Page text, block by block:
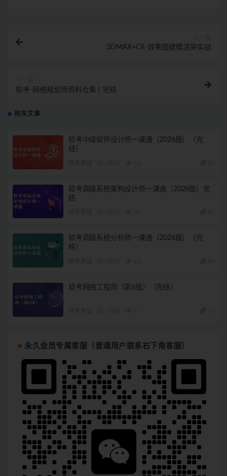
3DMAX+CR-效果图建模渲染实战
软考-网络规划师资料合集 | 完结
相关文章
软考中级软件设计师一课通（2026版）（完
结）
软考高级系统架构设计师一课通（2026版）完
结
软考高级系统分析师一课通（2026版）（完
结）
软考网络工程师（第6版）（完结）
永久会员专属客服（普通用户联系右下角客服）